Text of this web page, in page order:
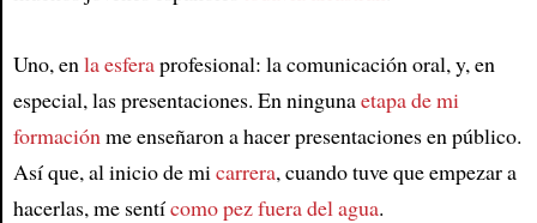
Uno, enla esferaprofesional: la comunicación oral, y, en
especial, las presentaciones. En ningunaetapa de mi
formaciónme enseñaron a hacer presentaciones en público.
Así que, al inicio de micarrera, cuando tuve que empezar a
hacerlas, me sentícomo pez fuera del agua.